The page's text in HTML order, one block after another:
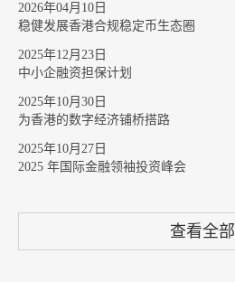
2026年04月10日
稳健发展香港合规稳定币生态圈
2025年12月23日
中小企融资担保计划
2025年10月30日
为香港的数字经济铺桥搭路
2025年10月27日
2025 年国际金融领袖投资峰会
查看全部